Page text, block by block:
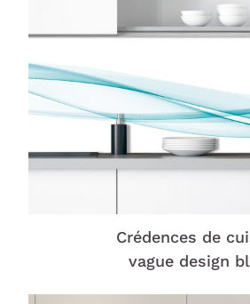
Crédences de
vague design